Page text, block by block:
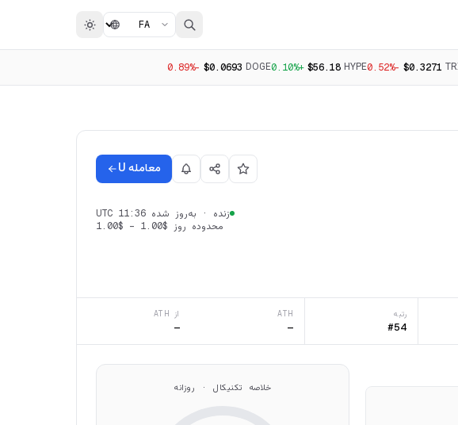
$0.3271
-0.52%
HYPE
$56.18
+0.10%
DOGE
$0.0693
-0.89%
معامله U
زنده · به‌روز شده 11:36 UTC
محدوده روز
$1.00
–
$1.00
رتبه
#54
ATH
—
از ATH
—
خلاصه تکنیکال · روزانه